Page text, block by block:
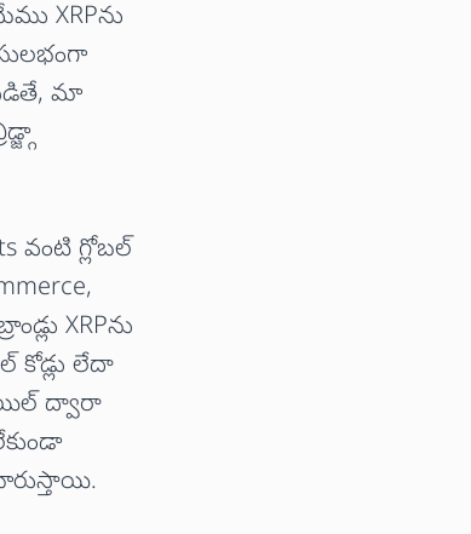
XRPను
మా
వంటి గ్లోబల్
XRPను
కోడ్లు లేదా
ద్వారా